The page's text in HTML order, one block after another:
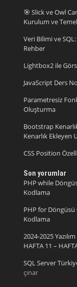
🎯 Slick ve Owl
Kurulum ve
Veri Bilimi ve
Rehber
Lightbox2 ile
JavaScript Ders
Parametresiz
Oluşturma
Bootstrap
Kenarlık Ekleyen
CSS Position
Son yorumlar
PHP while
Kodlama
PHP for
Kodlama
2024-2025
HAFTA 11 –
SQL Server
çınar